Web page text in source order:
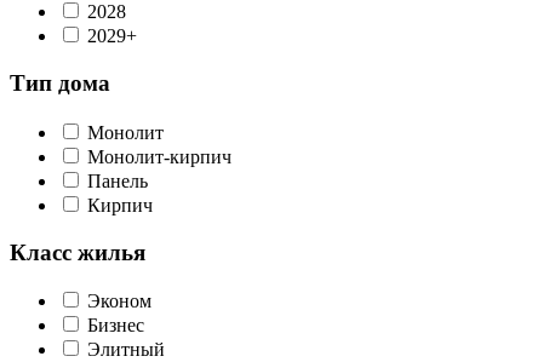
2028
2029+
Тип дома
Монолит
Монолит-кирпич
Панель
Кирпич
Класс жилья
Эконом
Бизнес
Элитный